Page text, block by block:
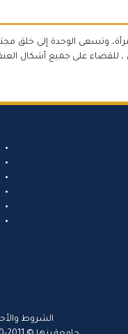
وتسعى الوحدة إلى خلق
للقضاء على جميع أشكال
الشروط